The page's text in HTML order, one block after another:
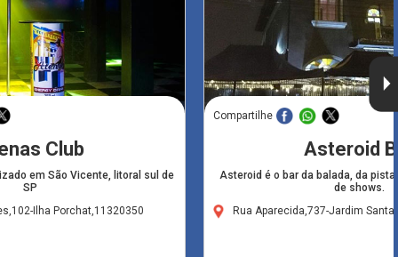
Club
em São Vicente, litoral sul de
SP
Ilha Porchat,11320350
Compartilhe
Asteroid
Asteroid é o bar da balada, da
de shows.
Rua Aparecida,737-Jardim